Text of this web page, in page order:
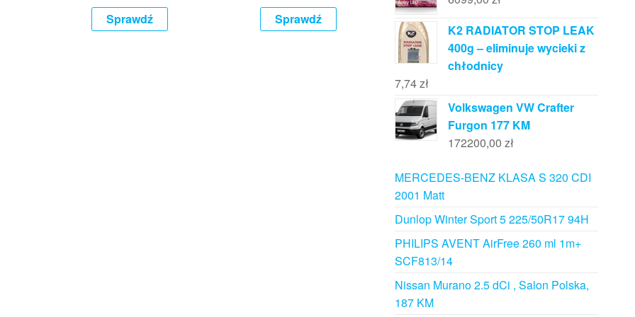
Sprawdź Sprawdź
K2 RADIATOR STOP LEAK
400g – eliminuje wycieki z
chłodnicy
7,74zł
Volkswagen VW Crafter
Furgon 177 KM
172200,00 zł
MERCEDES-BENZ KLASA S 320 CDI
2001 Matt
Dunlop Winter Sport 5 225/50R17 94H
PHILIPS AVENT AirFree 260 ml 1m+
SCF813/14
Nissan Murano 2.5 dCi , Salon Polska,
187 KM